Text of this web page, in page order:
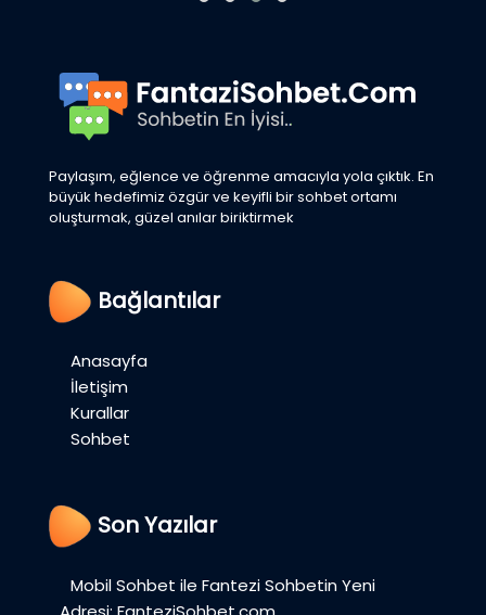
Paylaşım, eğlence ve öğrenme amacıyla yola çıktık. En
büyük hedefimiz özgür ve keyifli bir sohbet ortamı
oluşturmak, güzel anılar biriktirmek
Bağlantılar
Anasayfa
İletişim
Kurallar
Sohbet
Son Yazılar
Mobil Sohbet ile Fantezi Sohbetin Yeni